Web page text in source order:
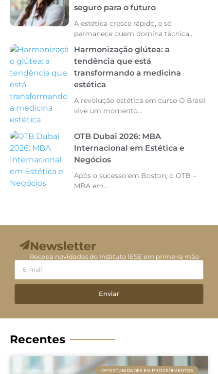
seguro para o futuro
A estética cresce rápido, e só
permanece quem domina técnica...
Harmonização glútea: a
tendência que está
transformando a medicina
estética
A revolução estética em curso O Brasil
vive um momento...
OTB Dubai 2026: MBA
Internacional em Estética e
Negócios
Após o sucesso em Boston, o OTB –
MBA em...
Newsletter
Receba novidades do Instituto IESE em primeira mão
Enviar
Recentes
OPORTUNIDADES EM PROCEDIMENTOS